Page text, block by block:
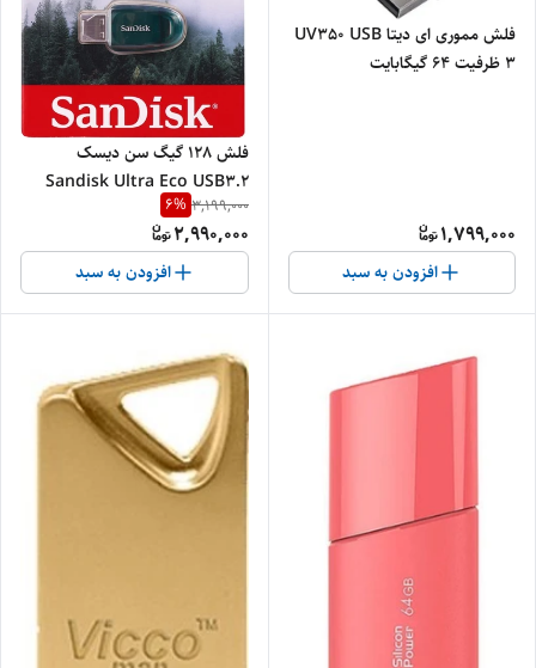
فلش مموری ای دیتا UV350 USB
3 ظرفیت 64 گیگابایت
1,799,000
افزودن به سبد
فلش 128 گیگ سن دیسک
Sandisk Ultra Eco USB3.2
3,199,000
6%
2,990,000
افزودن به سبد